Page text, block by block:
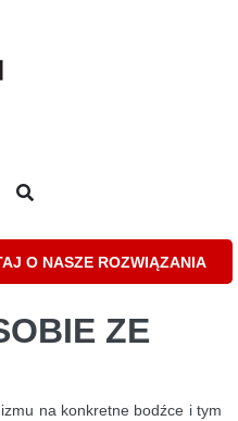
O NASZE ROZWIĄZANIA
ZE
na konkretne bodźce i tym